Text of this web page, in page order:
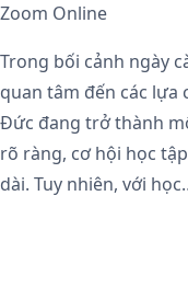
Zoom Online
Trong bối cảnh ngày
quan tâm đến các lựa
Đức đang trở thành
rõ ràng, cơ hội học
dài. Tuy nhiên, với